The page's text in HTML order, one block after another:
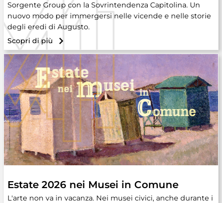
Sorgente Group con la Sovrintendenza Capitolina. Un
nuovo modo per immergersi nelle vicende e nelle storie
degli eredi di Augusto.
Scopri di più
Estate 2026 nei Musei in Comune
L'arte non va in vacanza. Nei musei civici, anche durante i